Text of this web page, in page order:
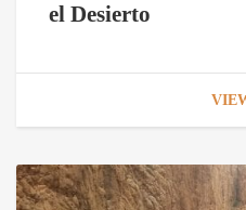
el Desierto